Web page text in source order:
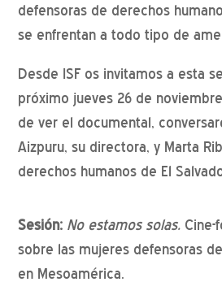
defensoras de derechos
se enfrentan a todo tipo de
Desde ISF os invitamos a esta
próximo jueves 26 de
de ver el documental,
Aizpuru, su directora, y Marta
derechos humanos de El
Sesión: No estamos solas. Cine-
sobre las mujeres defensoras
en Mesoamérica.